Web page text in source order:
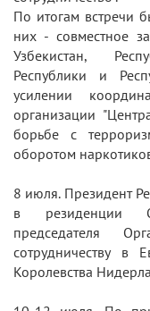
По итогам встречи
них - совместное
Узбекистан,
Республики и
усилении
организации
борьбе с
оборотом
8 июля. Президент
в резиденции
председателя
сотрудничеству в
Королевства